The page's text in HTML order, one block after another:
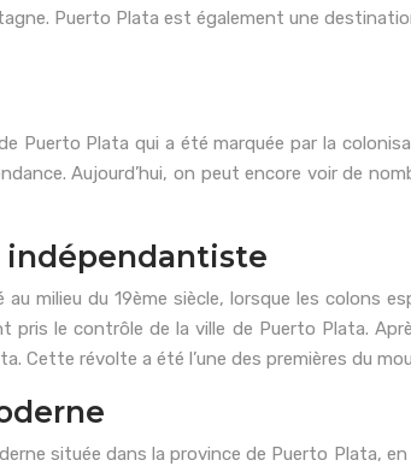
Puerto Plata est également une
Puerto Plata qui a été marquée par la
Aujourd’hui, on peut encore voir de
milieu du 19ème siècle, lorsque les colons
pris le contrôle de la ville de Puerto Plata.
Cette révolte a été l’une des premières du
située dans la province de Puerto Plata,